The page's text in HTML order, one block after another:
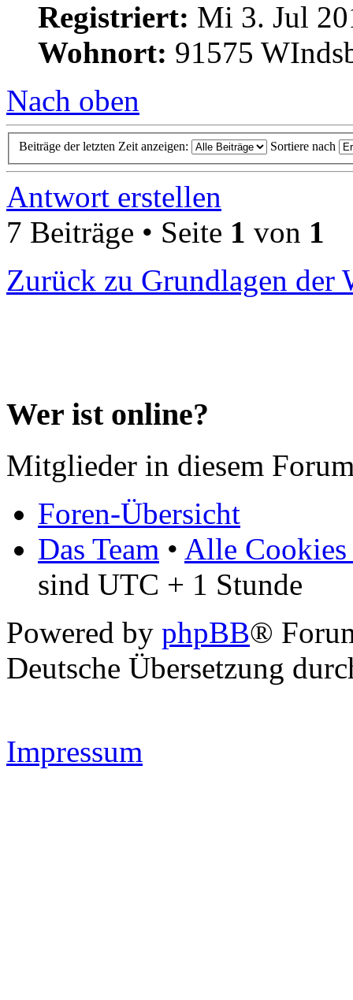
Registriert: Mi 3. Jul
Wohnort: 91575
Nach oben
Beiträge der letzten Zeit anzeigen: Sortiere nach
Antwort erstellen
7 Beiträge • Seite 1 von 1
Zurück zu Grundlagen der
Wer ist online?
Mitglieder in diesem
Foren-Übersicht
Das Team • Alle Cookies
sind UTC + 1 Stunde
Powered by phpBB®
Deutsche Übersetzung
Impressum